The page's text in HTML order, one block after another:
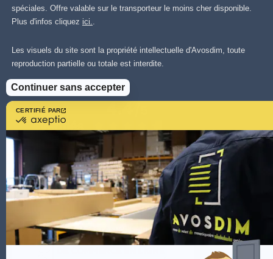
CERTIFIÉ PAR
savoir
plus
sur
Axeptio
Continuer sans accepter
spéciales. Offre valable sur le transporteur le moins cher disponible.
Plus d'infos cliquez ici.
Les visuels du site sont la propriété intellectuelle d'Avosdim, toute
reproduction partielle ou totale est interdite.